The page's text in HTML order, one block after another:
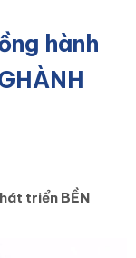
hành
triển BỀN